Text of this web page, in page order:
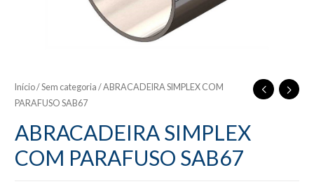
Início/Sem categoria / ABRACADEIRA SIMPLEX COM
PARAFUSO SAB67
ABRACADEIRA SIMPLEX
COM PARAFUSO SAB67